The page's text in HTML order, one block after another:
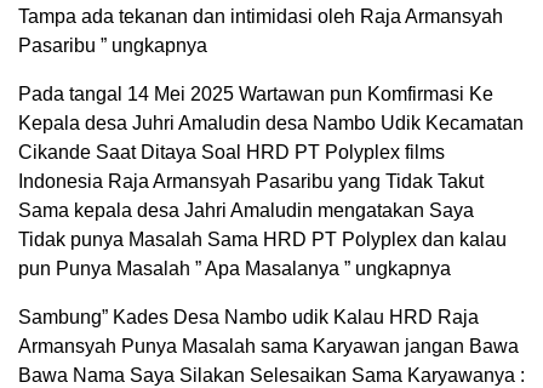
Tampa ada tekanan dan intimidasi oleh Raja Armansyah
Pasaribu ” ungkapnya
Pada tangal 14 Mei 2025 Wartawan pun Komfirmasi Ke
Kepala desa Juhri Amaludin desa Nambo Udik Kecamatan
Cikande Saat Ditaya Soal HRD PT Polyplex films
Indonesia Raja Armansyah Pasaribu yang Tidak Takut
Sama kepala desa Jahri Amaludin mengatakan Saya
Tidak punya Masalah Sama HRD PT Polyplex dan kalau
pun Punya Masalah ” Apa Masalanya ” ungkapnya
Sambung” Kades Desa Nambo udik Kalau HRD Raja
Armansyah Punya Masalah sama Karyawan jangan Bawa
Bawa Nama Saya Silakan Selesaikan Sama Karyawanya :